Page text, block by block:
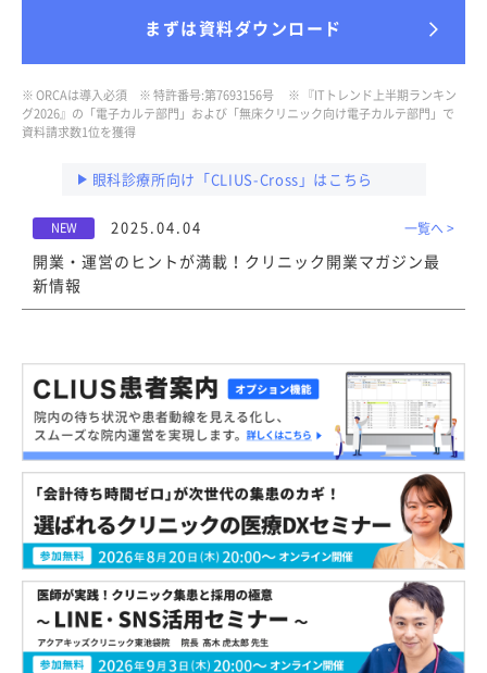
まずは資料ダウンロード
※ ORCAは導入必須 ※ 特許番号:第7693156号
※ 『ITトレンド上半期ランキン
グ2026』の「電子カルテ部門」および「無床クリニック向け電子カルテ部門」で
資料請求数1位を獲得
NEW 2025.04.04 一覧へ >
開業・運営のヒントが満載！クリニック開業マガジン最
新情報
眼科診療所向け「CLIUS-Cross」はこちら